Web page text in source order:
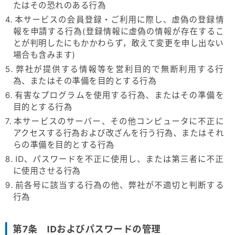
たはその恐れのある行為
4. 本サービスの会員登録・ご利用に際し、虚偽の登録情
報を申請する行為(登録情報に虚偽の情報が存在するこ
とが判明したにもかかわらず，敢えて変更を申し出ない
場合も含みます)
5. 弊社が提供する情報等を営利目的で無断利用する行
為、またはその準備を目的とする行為
6. 有害なプログラムを使用する行為、またはその準備を
目的とする行為
7. 本サービスのサーバー、その他コンピュータに不正に
アクセスする行為および改ざんを行う行為、またはそれ
らの準備を目的とする行為
8. ID、パスワードを不正に使用し、または第三者に不正
に使用させる行為
9. 前各号に該当する行為の他、弊社が不適切と判断する
行為
第7条 IDおよびパスワードの管理